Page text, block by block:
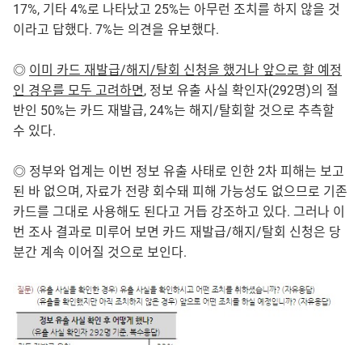
17%, 기타 4%로 나타났고 25%는 아무런 조치를 하지 않을 것
이라고 답했다. 7%는 의견을 유보했다.
◎ 이미 카드 재발급/해지/탈회 신청을 했거나 앞으로 할 예정
인 경우를 모두 고려하면, 정보 유출 사실 확인자(292명)의 절
반인 50%는 카드 재발급, 24%는 해지/탈회할 것으로 추측할
수 있다.
◎ 정부와 업계는 이번 정보 유출 사태로 인한 2차 피해는 보고
된 바 없으며, 자료가 전량 회수돼 피해 가능성도 없으므로 기존
카드를 그대로 사용해도 된다고 거듭 강조하고 있다. 그러나 이
번 조사 결과로 미루어 보면 카드 재발급/해지/탈회 신청은 당
분간 계속 이어질 것으로 보인다.